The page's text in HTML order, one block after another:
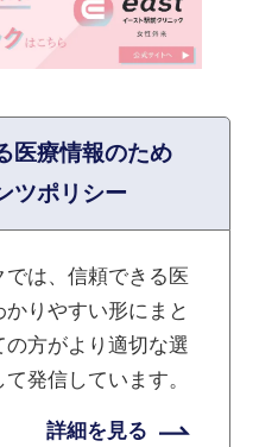
医療情報のため
ツポリシー
は、信頼できる医
りやすい形にまと
方がより適切な選
発信しています。
詳細を見る